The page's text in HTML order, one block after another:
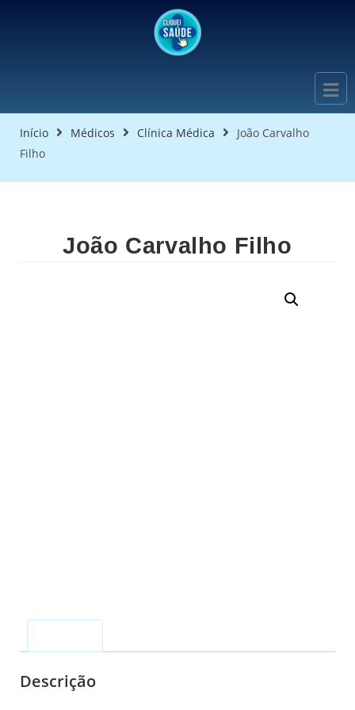
Início Médicos Clínica Médica
João Carvalho
Filho
João Carvalho Filho
Descrição